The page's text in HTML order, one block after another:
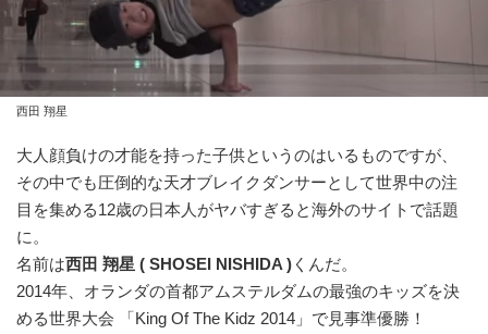
西田 翔星
大人顔負けの才能を持った子供というのはいるものですが、
その中でも圧倒的な天才ブレイクダンサーとして世界中の注
目を集める12歳の日本人がヤバすぎると海外のサイトで話題
に。
名前は西田 翔星 ( SHOSEI NISHIDA ) くんだ。
2014年、オランダの首都アムステルダムの最強のキッズを決
める世界大会 「King Of The Kidz 2014」で見事準優勝！